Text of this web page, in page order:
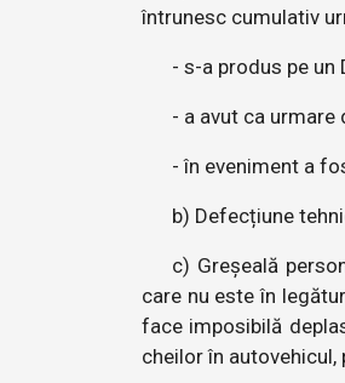
întrunesc cumulativ
- s-a produs pe un
- a avut ca urmare
- în eveniment a
b) Defecțiune
c) Greșeală
care nu este în
face imposibilă
cheilor în